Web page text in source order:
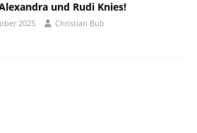
und Rudi Knies!
2025 Christian Bub